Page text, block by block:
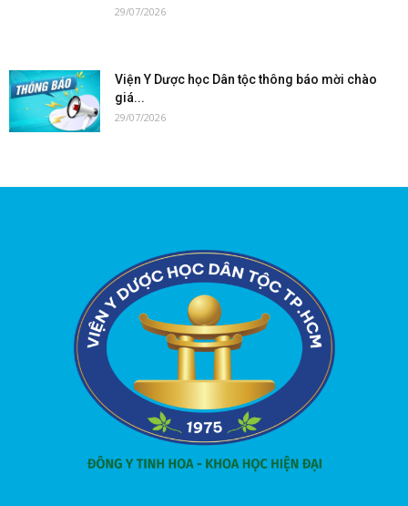
29/07/2026
Viện Y Dược học Dân tộc thông báo mời chào
giá...
29/07/2026